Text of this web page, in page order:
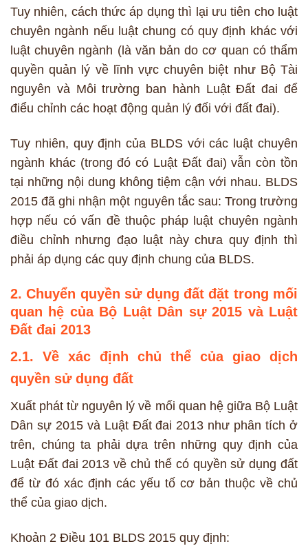
Tuy nhiên, cách thức áp dụng thì lại ưu tiên cho luật
chuyên ngành nếu luật chung có quy định khác với
luật chuyên ngành (là văn bản do cơ quan có thẩm
quyền quản lý về lĩnh vực chuyên biệt như Bộ Tài
nguyên và Môi trường ban hành Luật Đất đai để
điểu chỉnh các hoạt động quản lý đối với đất đai).
Tuy nhiên, quy định của BLDS với các luật chuyên
ngành khác (trong đó có Luật Đất đai) vẫn còn tồn
tại những nội dung không tiệm cận với nhau. BLDS
2015 đã ghi nhận một nguyên tắc sau: Trong trường
hợp nếu có vấn đề thuộc pháp luật chuyên ngành
điều chỉnh nhưng đạo luật này chưa quy định thì
phải áp dụng các quy định chung của BLDS.
2. Chuyển quyền sử dụng đất đặt trong mối
quan hệ của Bộ Luật Dân sự 2015 và Luật
Đất đai 2013
2.1. Về xác định chủ thể của giao dịch
quyền sử dụng đất
Xuất phát từ nguyên lý về mối quan hệ giữa Bộ Luật
Dân sự 2015 và Luật Đất đai 2013 như phân tích ở
trên, chúng ta phải dựa trên những quy định của
Luật Đất đai 2013 về chủ thể có quyền sử dụng đất
để từ đó xác định các yếu tố cơ bản thuộc về chủ
thể của giao dịch.
Khoản 2 Điều 101 BLDS 2015 quy định: